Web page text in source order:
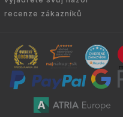
recenze zákazníků